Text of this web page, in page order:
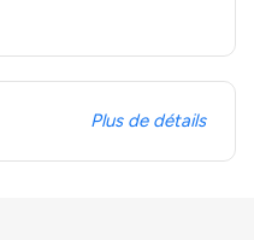
Plus de détails